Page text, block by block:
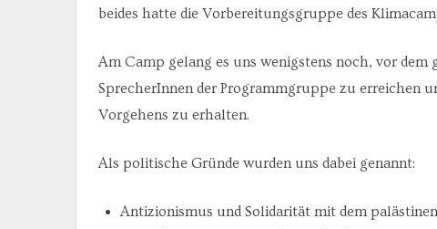
beides hatte die Vorbereitungsgruppe des
Am Camp gelang es uns wenigstens noch, vor
SprecherInnen der Programmgruppe zu erreichen
Vorgehens zu erhalten.
Als politische Gründe wurden uns dabei genannt:
Antizionismus und Solidarität mit dem